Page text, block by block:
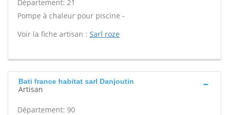
Département: 21
Pompe à chaleur pour piscine -
Voir la fiche artisan : Sarl roze
Bati france habitat sarl Danjoutin
Artisan
Département: 90